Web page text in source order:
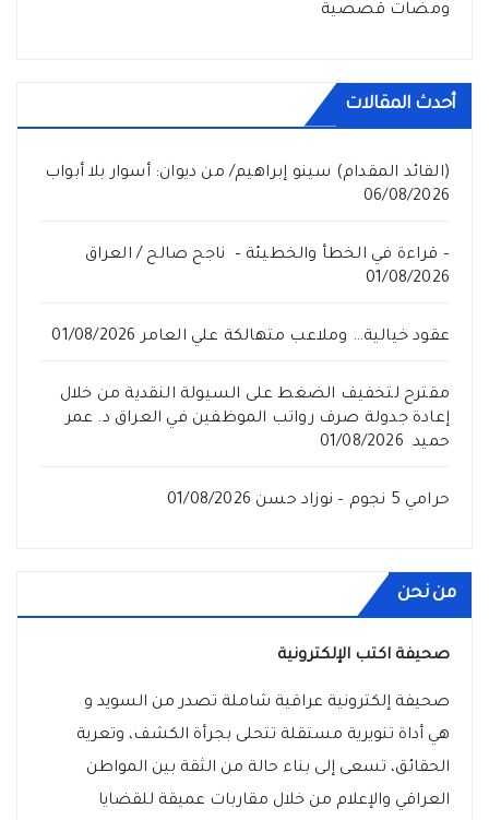
ومضات قصصية
أحدث المقالات
(القائد المقدام) سينو إبراهيم/ من ديوان: أسوار بلا أبواب
06/08/2026
– قراءة في الخطأ والخطيئة – ناجح صالح / العراق
01/08/2026
عقود خيالية… وملاعب متهالكة علي العامر 01/08/2026
مقترح لتخفيف الضغط على السيولة النقدية من خلال
إعادة جدولة صرف رواتب الموظفين في العراق د. عمر
حميد 01/08/2026
حرامي 5 نجوم – نوزاد حسن 01/08/2026
من نحن
صحيفة اكتب الإلكترونية
صحيفة إلكترونية عراقية شاملة تصدر من السويد و
هي أداة تنويرية مستقلة تتحلى بجرأة الكشف، وتعرية
الحقائق، تسعى إلى بناء حالة من الثقة بين المواطن
العراقي والإعلام من خلال مقاربات عميقة للقضايا